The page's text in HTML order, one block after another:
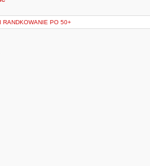
RANDKOWANIE PO 50+